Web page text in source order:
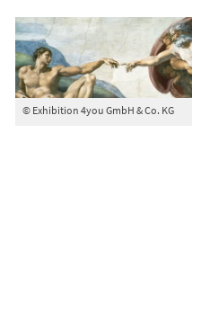
© Exhibition 4you GmbH & Co. KG